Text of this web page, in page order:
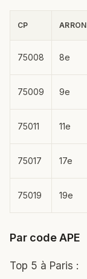
CP
75008 8e
75009 9e
75011 11e
75017 17e
75019 19e
Par code APE
Top 5 à Paris :